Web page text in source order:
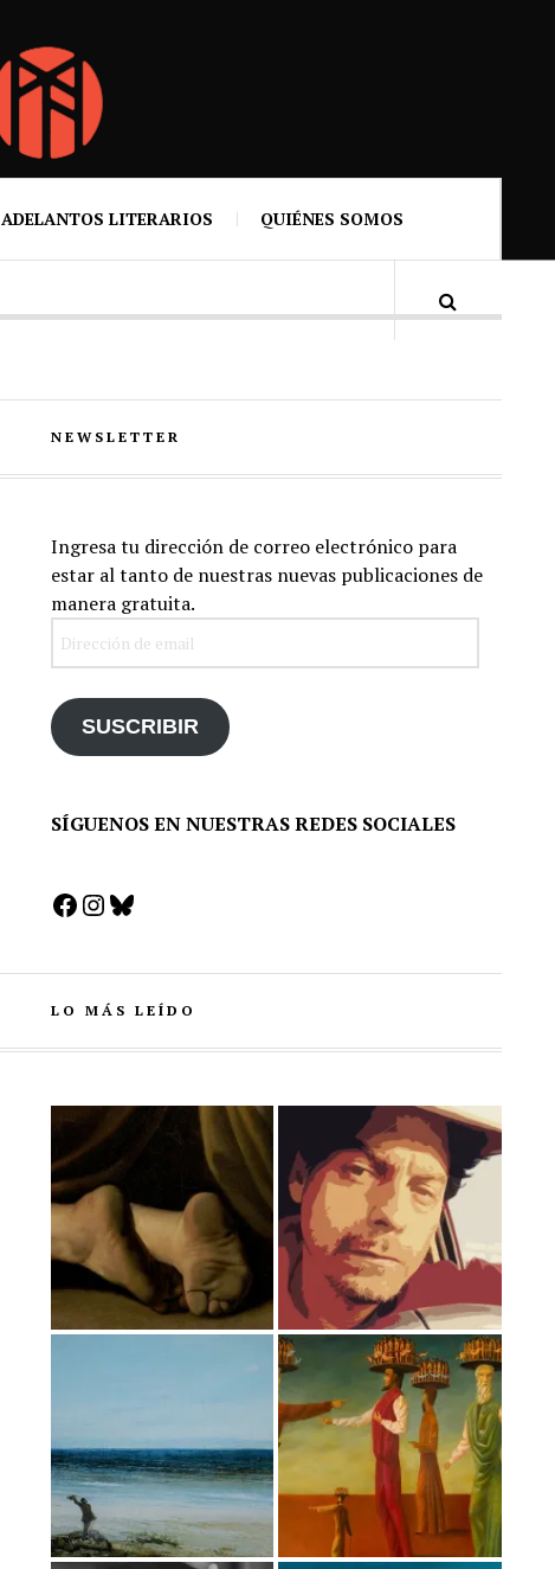
ADELANTOS LITERARIOS QUIÉNES SOMOS
NEWSLETTER
Ingresa tu dirección de correo electrónico para
estar al tanto de nuestras nuevas publicaciones de
manera gratuita.
SUSCRIBIR
SÍGUENOS EN NUESTRAS REDES SOCIALES
Facebook
Instagram
Bluesky
LO MÁS LEÍDO